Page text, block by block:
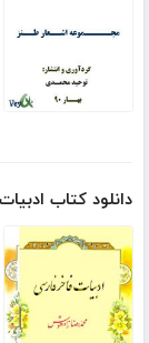
دانلود کتاب